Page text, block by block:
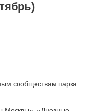
сообществам парка